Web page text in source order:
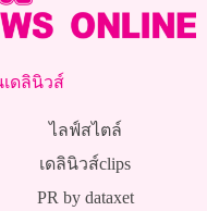
ดลินิวส์
ไลฟ์สไตล์
เดลินิวส์clips
PR by dataxet